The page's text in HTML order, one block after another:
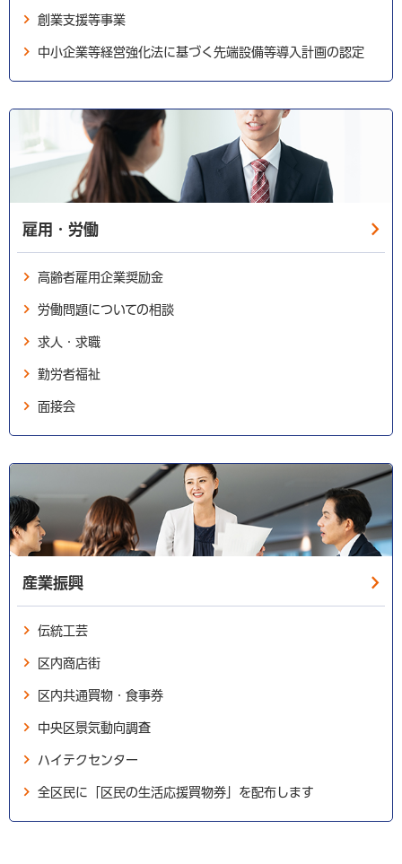
創業支援等事業
中小企業等経営強化法に基づく先端設備等導入計画の認定
雇用・労働
高齢者雇用企業奨励金
労働問題についての相談
求人・求職
勤労者福祉
面接会
産業振興
伝統工芸
区内商店街
区内共通買物・食事券
中央区景気動向調査
ハイテクセンター
全区民に「区民の生活応援買物券」を配布します